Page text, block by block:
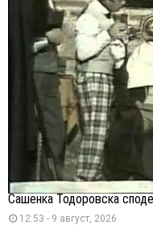
Сашенка Тодоровска
12:53 - 9 август, 2026